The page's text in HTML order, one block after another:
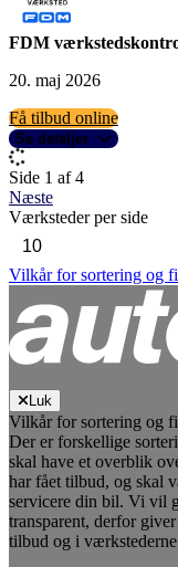
FDM
20. maj 2026
Få tilbud online
Se detaljer
Side 1 af 4
Næste
Værksteder per side
Vilkår for sortering og
Luk
Vilkår for sortering og
Der er forskellige
skal have et overblik
har fået tilbud, og skal
servicere din bil. Vi vil
transparent, derfor
tilbud og i